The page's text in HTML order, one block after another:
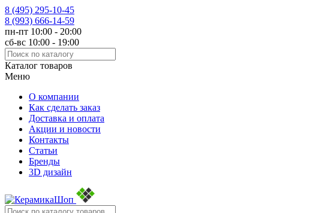
8 (495) 295-10-45
8 (993) 666-14-59
пн-пт 10:00 - 20:00
сб-вс 10:00 - 19:00
Каталог товаров
Меню
О компании
Как сделать заказ
Доставка и оплата
Акции и новости
Контакты
Статьи
Бренды
3D дизайн